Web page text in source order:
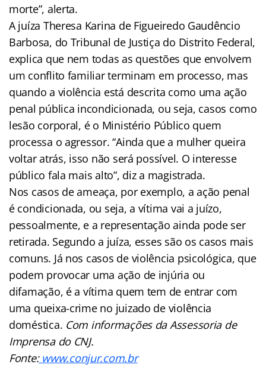
morte”, alerta.
A juíza Theresa Karina de Figueiredo Gaudêncio
Barbosa, do Tribunal de Justiça do Distrito Federal,
explica que nem todas as questões que envolvem
um conflito familiar terminam em processo, mas
quando a violência está descrita como uma ação
penal pública incondicionada, ou seja, casos como
lesão corporal, é o Ministério Público quem
processa o agressor. “Ainda que a mulher queira
voltar atrás, isso não será possível. O interesse
público fala mais alto”, diz a magistrada.
Nos casos de ameaça, por exemplo, a ação penal
é condicionada, ou seja, a vítima vai a juízo,
pessoalmente, e a representação ainda pode ser
retirada. Segundo a juíza, esses são os casos mais
comuns. Já nos casos de violência psicológica, que
podem provocar uma ação de injúria ou
difamação, é a vítima quem tem de entrar com
uma queixa-crime no juizado de violência
doméstica. Com informações da Assessoria de
Imprensa do CNJ.
Fonte:www.conjur.com.br